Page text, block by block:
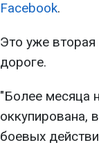
Facebook.
Это уже вторая
дороге.
"Более месяца
оккупирована,
боевых